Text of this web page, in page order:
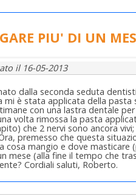
PIU' DI UN
il 16-05-2013
dalla seconda seduta
mi è stata applicata della
con una lastra dentale
volta rimossa la pasta
che 2 nervi sono ancora
premesso che questa
mangio e dove masticare
mese (alla fine il tempo che
Cordiali saluti, Roberto.